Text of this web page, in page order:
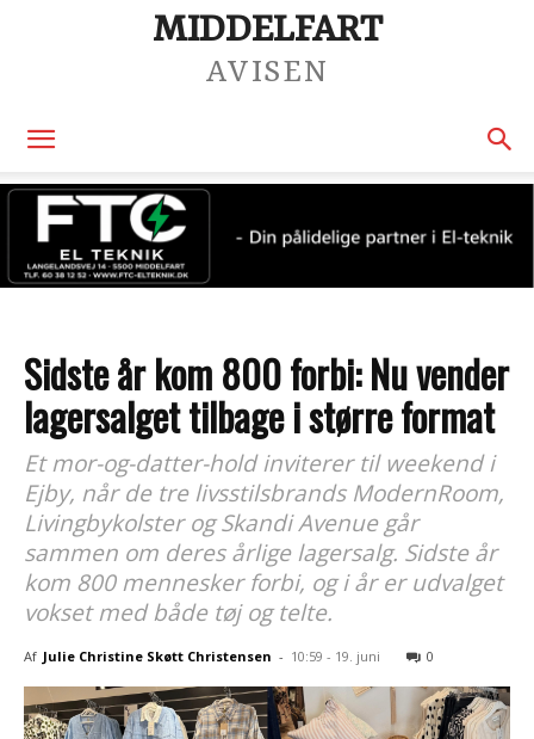
MIDDELFART
AVISEN
Sidste år kom 800 forbi: Nu vender
lagersalget tilbage i større format
Et mor-og-datter-hold inviterer til weekend i
Ejby, når de tre livsstilsbrands ModernRoom,
Livingbykolster og Skandi Avenue går
sammen om deres årlige lagersalg. Sidste år
kom 800 mennesker forbi, og i år er udvalget
vokset med både tøj og telte.
Af Julie Christine Skøtt Christensen - 10:59 - 19. juni 0